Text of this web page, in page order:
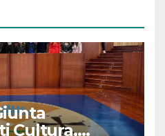
Cultura,